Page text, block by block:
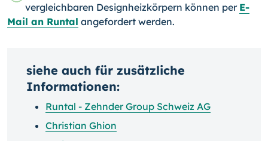
vergleichbaren Designheizkörpern können per E-
Mail an Runtal angefordert werden.
siehe auch für zusätzliche
Informationen:
Runtal - Zehnder Group Schweiz AG
Christian Ghion